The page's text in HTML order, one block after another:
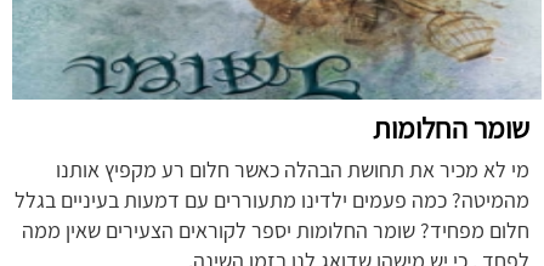
שומר החלומות
מי לא מכיר את תחושת הבהלה כאשר חלום רע מקפיץ אותנו
מהמיטה? כמה פעמים ילדינו מתעוררים עם דמעות בעיניים בגלל
חלום מפחיד? שומר החלומות יספר לקוראים הצעירים שאין ממה